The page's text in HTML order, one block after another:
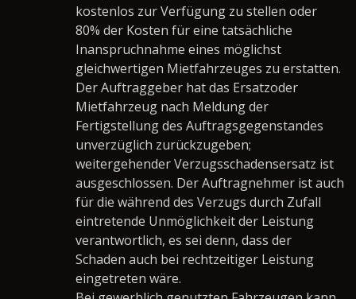
kostenlos zur Verfügung zu stellen oder
80% der Kosten für eine tatsächliche
Inanspruchnahme eines möglichst
gleichwertigen Mietfahrzeuges zu erstatten.
Der Auftraggeber hat das Ersatzoder
Mietfahrzeug nach Meldung der
Fertigstellung des Auftragsgegenstandes
unverzüglich zurückzugeben;
weitergehender Verzugsschadensersatz ist
ausgeschlossen. Der Auftragnehmer ist auch
für die während des Verzugs durch Zufall
eintretende Unmöglichkeit der Leistung
verantwortlich, es sei denn, dass der
Schaden auch bei rechtzeitiger Leistung
eingetreten wäre.